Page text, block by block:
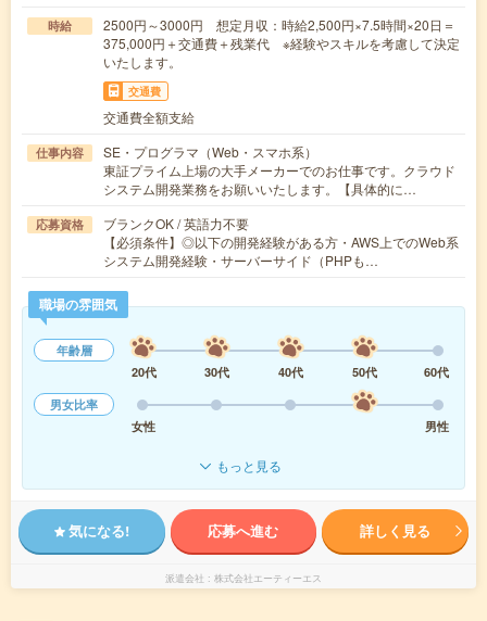
時給
2500円～3000円 想定月収：時給2,500円×7.5時間×20日＝
375,000円＋交通費＋残業代 ※経験やスキルを考慮して決定
いたします。
交通費
交通費全額支給
仕事内容
SE・プログラマ（Web・スマホ系）
東証プライム上場の大手メーカーでのお仕事です。クラウド
システム開発業務をお願いいたします。【具体的に…
応募資格
ブランクOK / 英語力不要
【必須条件】◎以下の開発経験がある方・AWS上でのWeb系
システム開発経験・サーバーサイド（PHPも…
職場の雰囲気
年齢層
20代
30代 40代 50代
60代
男女比率
女性
男性
もっと見る
気になる! 応募へ進む 詳しく見る
派遣会社 株式会社エーティーエス